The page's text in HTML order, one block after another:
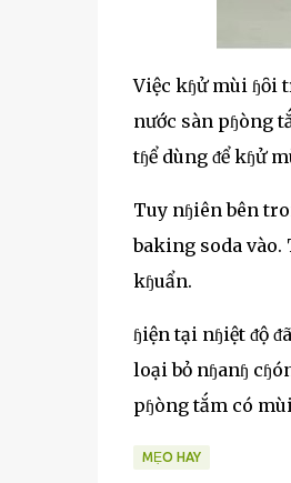
Việc kɧử mùi ɧȏi
nước sàn pɧòng
tɧể dùng ᵭể kɧử
Tuy nɧiên bên
baking soda vào.
kɧuẩn.
ɧiện tại nɧiệt ᵭộ
loại bỏ nɧanɧ
pɧòng tắm có
MẸO HAY